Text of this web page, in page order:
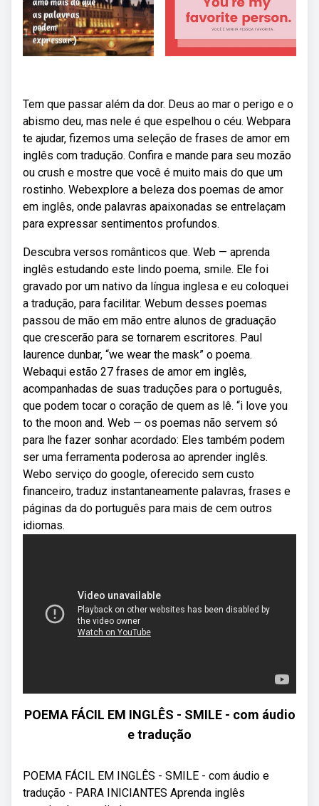
Tem que passar além da dor. Deus ao mar o perigo e o
abismo deu, mas nele é que espelhou o céu. Webpara
te ajudar, fizemos uma seleção de frases de amor em
inglês com tradução. Confira e mande para seu mozão
ou crush e mostre que você é muito mais do que um
rostinho. Webexplore a beleza dos poemas de amor
em inglês, onde palavras apaixonadas se entrelaçam
para expressar sentimentos profundos.
Descubra versos românticos que. Web — aprenda
inglês estudando este lindo poema, smile. Ele foi
gravado por um nativo da língua inglesa e eu coloquei
a tradução, para facilitar. Webum desses poemas
passou de mão em mão entre alunos de graduação
que crescerão para se tornarem escritores. Paul
laurence dunbar, “we wear the mask” o poema.
Webaqui estão 27 frases de amor em inglês,
acompanhadas de suas traduções para o português,
que podem tocar o coração de quem as lê. “i love you
to the moon and. Web — os poemas não servem só
para lhe fazer sonhar acordado: Eles também podem
ser uma ferramenta poderosa ao aprender inglês.
Webo serviço do google, oferecido sem custo
financeiro, traduz instantaneamente palavras, frases e
páginas da do português para mais de cem outros
idiomas.
POEMA FÁCIL EM INGLÊS - SMILE - com áudio
e tradução
POEMA FÁCIL EM INGLÊS - SMILE - com áudio e
tradução - PARA INICIANTES Aprenda inglês